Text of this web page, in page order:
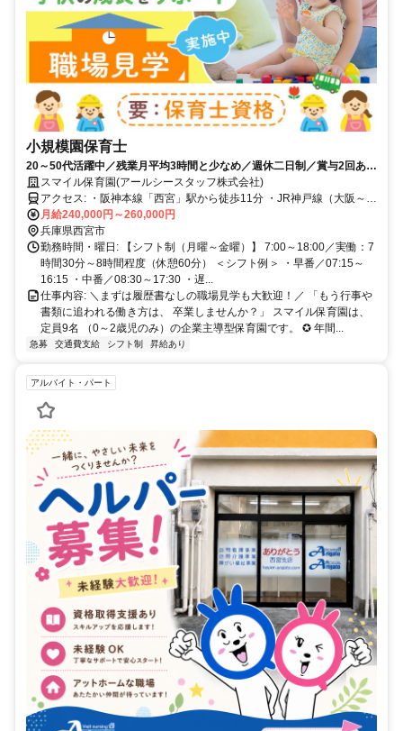
小規模園保育士
20～50代活躍中／残業月平均3時間と少なめ／週休二日制／賞与2回あり
◎ スマイル保育園(アールシースタッフ株式会社)
アクセス: ・阪神本線「西宮」駅から徒歩11分 ・JR神戸線（大阪～神
戸） 「西宮」駅から徒歩16分 ・JR神戸戦（大阪～神戸） 「さくら夙
川」駅から徒歩15分
月給240,000円～260,000円
兵庫県西宮市
勤務時間・曜日: 【シフト制（月曜～金曜）】 7:00～18:00／実働：7
時間30分～8時間程度（休憩60分） ＜シフト例＞ ・早番／07:15～
16:15 ・中番／08:30～17:30 ・遅...
仕事内容: ＼まずは履歴書なしの職場見学も大歓迎！／ 「もう行事や
書類に追われる働き方は、 卒業しませんか？」 スマイル保育園は、
定員9名 （0～2歳児のみ）の企業主導型保育園です。 ✪ 年間...
急募 交通費支給 シフト制 昇給あり
アルバイト・パート